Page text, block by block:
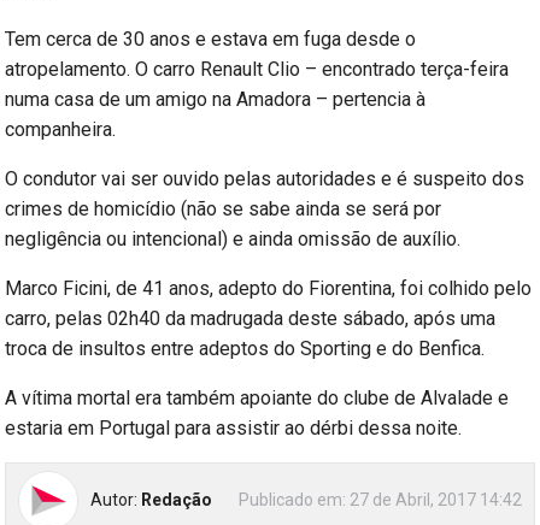
Tem cerca de 30 anos e estava em fuga desde o
atropelamento. O carro Renault Clio – encontrado terça-feira
numa casa de um amigo na Amadora – pertencia à
companheira.
O condutor vai ser ouvido pelas autoridades e é suspeito dos
crimes de homicídio (não se sabe ainda se será por
negligência ou intencional) e ainda omissão de auxílio.
Marco Ficini, de 41 anos, adepto do Fiorentina, foi colhido pelo
carro, pelas 02h40 da madrugada deste sábado, após uma
troca de insultos entre adeptos do Sporting e do Benfica.
A vítima mortal era também apoiante do clube de Alvalade e
estaria em Portugal para assistir ao dérbi dessa noite.
Autor: Redação Publicado em: 27 de Abril, 2017 14:42